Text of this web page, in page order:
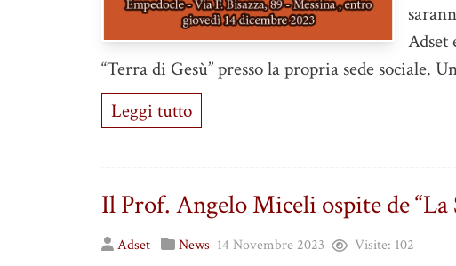
Adset
“Terra di Gesù” presso la propria sede sociale.
Leggi tutto
Il Prof. Angelo Miceli ospite de
Adset News 14 Novembre 2023 Visite: 102